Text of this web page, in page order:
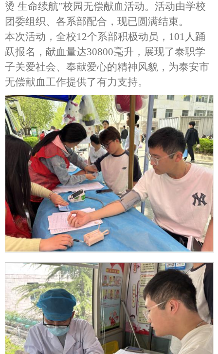
烫 生命续航”校园无偿献血活动。活动由学校
团委组织、各系部配合，现已圆满结束。
本次活动，全校12个系部积极动员，101人踊
跃报名，献血量达30800毫升，展现了泰职学
子关爱社会、奉献爱心的精神风貌，为泰安市
无偿献血工作提供了有力支持。